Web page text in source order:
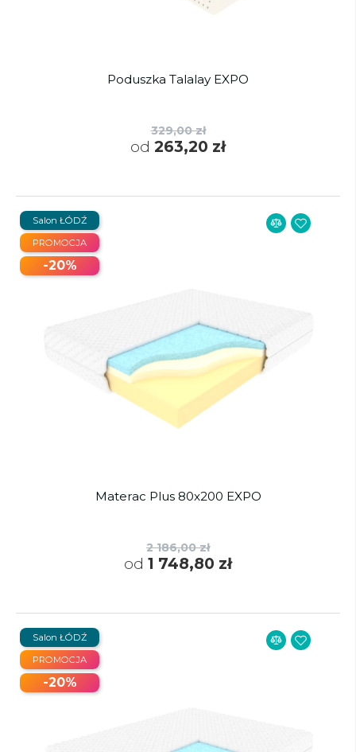
Poduszka Talalay EXPO
329,00 zł
od 263,20 zł
Materac Plus 80x200 EXPO
2 186,00 zł
od 1 748,80 zł
PROMOCJA
-20%
Salon ŁÓDŹ
PROMOCJA
-20%
Salon ŁÓDŹ